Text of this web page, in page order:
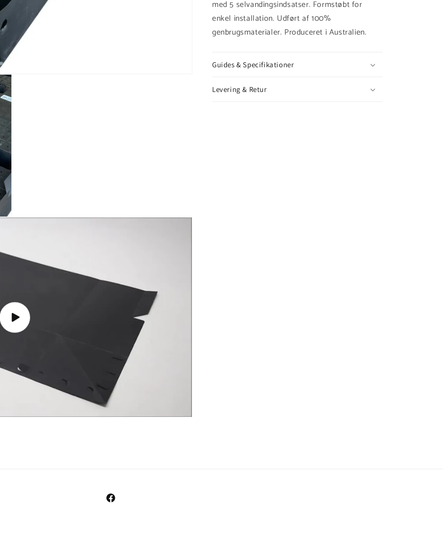
Afspil
video
med 5 selvandingsindsatser. Formstøbt for
enkel installation. Udført af 100%
genbrugsmaterialer. Produceret i Australien.
Guides & Specifikationer
Levering & Retur
Facebook